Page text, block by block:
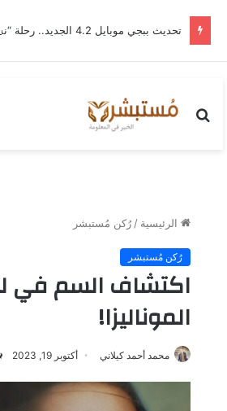
بحث
الرئيسية / رُكن مُستبشر
رُكن مُستبشر
اكتشاف السم في
الموناليزا!
محمد أحمد كيلاني أكتوبر 19, 2023